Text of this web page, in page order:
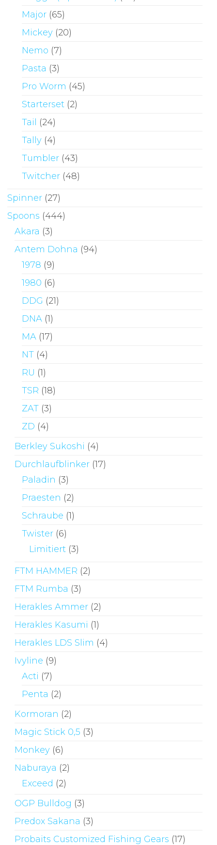
Major (65)
Mickey (20)
Nemo (7)
Pasta (3)
Pro Worm (45)
Starterset (2)
Tail
(24)
Tally (4)
Tumbler (43)
Twitcher (48)
Spinner (27)
Spoons (444)
Akara (3)
Antem Dohna (94)
1978 (9)
1980 (6)
DDG (21)
DNA (1)
MA (17)
NT (4)
RU (1)
TSR (18)
ZAT (3)
ZD (4)
Berkley Sukoshi (4)
Durchlaufblinker (17)
Paladin (3)
Praesten (2)
Schraube (1)
Twister (6)
Limitiert (3)
FTM HAMMER (2)
FTM Rumba (3)
Herakles Ammer (2)
Herakles Kasumi (1)
Herakles LDS Slim (4)
Ivyline (9)
Acti (7)
Penta (2)
Kormoran (2)
Magic Stick 0,5 (3)
Monkey (6)
Naburaya (2)
Exceed (2)
OGP Bulldog (3)
Predox Sakana (3)
Probaits Customized Fishing Gears (17)